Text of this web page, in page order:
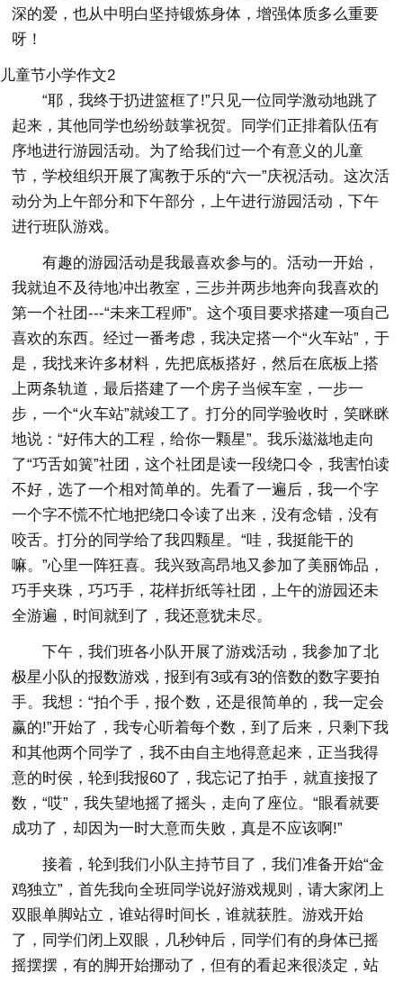
深的爱，也从中明白坚持锻炼身体，增强体质多么重要
呀！
儿童节小学作文2
“耶，我终于扔进篮框了!”只见一位同学激动地跳了
起来，其他同学也纷纷鼓掌祝贺。同学们正排着队伍有
序地进行游园活动。为了给我们过一个有意义的儿童
节，学校组织开展了寓教于乐的“六一”庆祝活动。这次活
动分为上午部分和下午部分，上午进行游园活动，下午
进行班队游戏。
有趣的游园活动是我最喜欢参与的。活动一开始，
我就迫不及待地冲出教室，三步并两步地奔向我喜欢的
第一个社团---“未来工程师”。这个项目要求搭建一项自己
喜欢的东西。经过一番考虑，我决定搭一个“火车站”，于
是，我找来许多材料，先把底板搭好，然后在底板上搭
上两条轨道，最后搭建了一个房子当候车室，一步一
步，一个“火车站”就竣工了。打分的同学验收时，笑眯眯
地说：“好伟大的工程，给你一颗星”。我乐滋滋地走向
了“巧舌如簧”社团，这个社团是读一段绕口令，我害怕读
不好，选了一个相对简单的。先看了一遍后，我一个字
一个字不慌不忙地把绕口令读了出来，没有念错，没有
咬舌。打分的同学给了我四颗星。“哇，我挺能干的
嘛。”心里一阵狂喜。我兴致高昂地又参加了美丽饰品，
巧手夹珠，巧巧手，花样折纸等社团，上午的游园还未
全游遍，时间就到了，我还意犹未尽。
下午，我们班各小队开展了游戏活动，我参加了北
极星小队的报数游戏，报到有3或有3的倍数的数字要拍
手。我想：“拍个手，报个数，还是很简单的，我一定会
赢的!”开始了，我专心听着每个数，到了后来，只剩下我
和其他两个同学了，我不由自主地得意起来，正当我得
意的时侯，轮到我报60了，我忘记了拍手，就直接报了
数，“哎”，我失望地摇了摇头，走向了座位。“眼看就要
成功了，却因为一时大意而失败，真是不应该啊!”
接着，轮到我们小队主持节目了，我们准备开始“金
鸡独立”，首先我向全班同学说好游戏规则，请大家闭上
双眼单脚站立，谁站得时间长，谁就获胜。游戏开始
了，同学们闭上双眼，几秒钟后，同学们有的身体已摇
摇摆摆，有的脚开始挪动了，但有的看起来很淡定，站